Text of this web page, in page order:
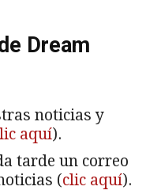
Dream
noticias y
aquí).
tarde un correo
(clic aquí).